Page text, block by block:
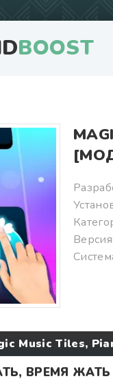
BOOST
Версия:
Music Tiles,
ВРЕМЯ